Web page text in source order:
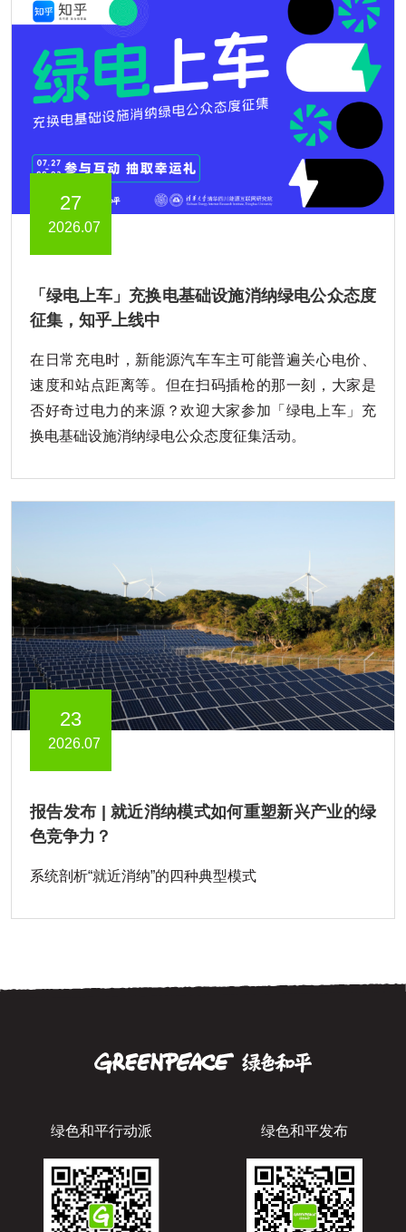
27
2026.07
「绿电上车」充换电基础设施消纳绿电公众态度
征集，知乎上线中
在日常充电时，新能源汽车车主可能普遍关心电价、
速度和站点距离等。但在扫码插枪的那一刻，大家是
否好奇过电力的来源？欢迎大家参加「绿电上车」充
换电基础设施消纳绿电公众态度征集活动。
23
2026.07
报告发布 | 就近消纳模式如何重塑新兴产业的绿
色竞争力？
系统剖析“就近消纳”的四种典型模式
绿色和平行动派 绿色和平发布